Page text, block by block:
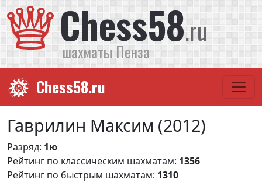
Chess58.ru
шахматы Пенза
Chess58.ru
Гаврилин Максим (2012)
Разряд: 1ю
Рейтинг по классическим шахматам: 1356
Рейтинг по быстрым шахматам: 1310